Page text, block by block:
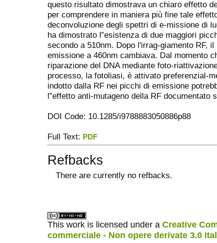
questo risultato dimostrava un chiaro effetto
per comprendere in maniera più fine tale
deconvoluzione degli spettri di e-missione di
ha dimostrato l‟esistenza di due maggiori
secondo a 510nm. Dopo l'irrag-giamento RF,
emissione a 460nm cambiava. Dal momento
riparazione del DNA mediante foto-
processo, la fotoliasi, è attivato preferenzial-
indotto dalla RF nei picchi di emissione
l‟effetto anti-mutageno della RF documentato
DOI Code: 10.1285/i9788883050886p88
Full Text: PDF
Refbacks
There are currently no refbacks.
This work is licensed under a Creative
commerciale - Non opere derivate 3.0